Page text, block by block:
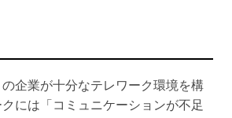
企業が十分なテレワーク環境を構
には「コミュニケーションが不足